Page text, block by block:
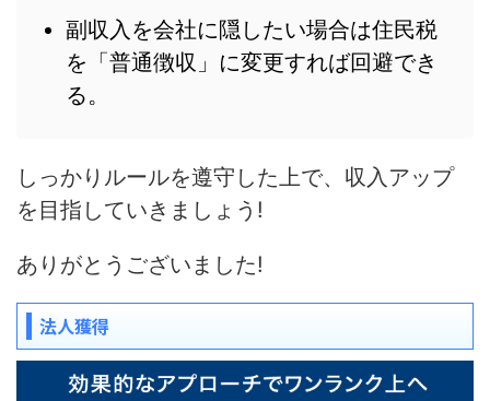
副収入を会社に隠したい場合は住民税
を「普通徴収」に変更すれば回避でき
る。
しっかりルールを遵守した上で、収入アップ
を目指していきましょう!
ありがとうございました!
法人獲得